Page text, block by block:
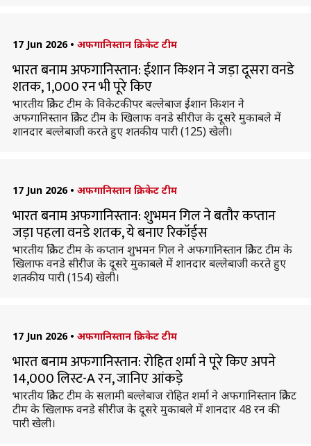
17 Jun 2026 • अफगानिस्तान क्रिकेट टीम
भारत बनाम अफगानिस्तान: ईशान किशन ने जड़ा दूसरा वनडे
शतक, 1,000 रन भी पूरे किए
भारतीय क्रिकेट टीम के विकेटकीपर बल्लेबाज ईशान किशन ने
अफगानिस्तान क्रिकेट टीम के खिलाफ वनडे सीरीज के दूसरे मुकाबले में
शानदार बल्लेबाजी करते हुए शतकीय पारी (125) खेली।
17 Jun 2026 • अफगानिस्तान क्रिकेट टीम
भारत बनाम अफगानिस्तान: शुभमन गिल ने बतौर कप्तान
जड़ा पहला वनडे शतक, ये बनाए रिकॉर्ड्स
भारतीय क्रिकेट टीम के कप्तान शुभमन गिल ने अफगानिस्तान क्रिकेट टीम के
खिलाफ वनडे सीरीज के दूसरे मुकाबले में शानदार बल्लेबाजी करते हुए
शतकीय पारी (154) खेली।
17 Jun 2026 • अफगानिस्तान क्रिकेट टीम
भारत बनाम अफगानिस्तान: रोहित शर्मा ने पूरे किए अपने
14,000 लिस्ट-A रन, जानिए आंकड़े
भारतीय क्रिकेट टीम के सलामी बल्लेबाज रोहित शर्मा ने अफगानिस्तान क्रिकेट
टीम के खिलाफ वनडे सीरीज के दूसरे मुकाबले में शानदार 48 रन की
पारी खेली।